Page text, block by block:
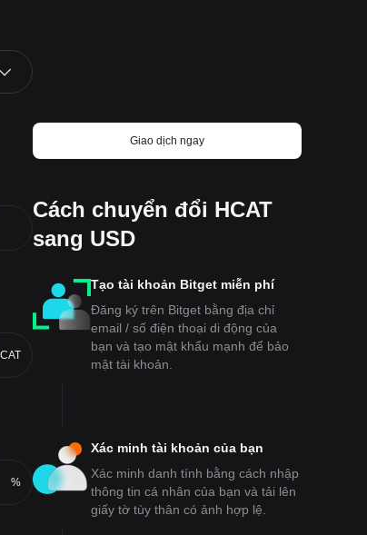
%
Giao dịch ngay
Cách chuyển đổi HCAT
sang USD
Tạo tài khoản Bitget miễn phí
Đăng ký trên Bitget bằng địa chỉ
email / số điện thoại di động của
bạn và tạo mật khẩu mạnh để bảo
mật tài khoản.
Xác minh tài khoản của bạn
Xác minh danh tính bằng cách nhập
thông tin cá nhân của bạn và tải lên
giấy tờ tùy thân có ảnh hợp lệ.